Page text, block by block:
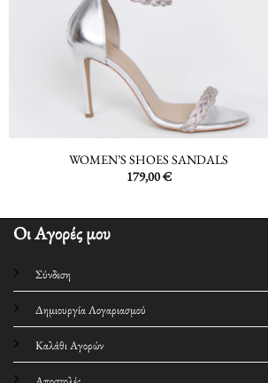
WOMEN’S SHOES SANDALS
179,00€
Οι Αγορές μου
Σύνδεση
Δημιουργία Λογαριασμού
Καλάθι Αγορών